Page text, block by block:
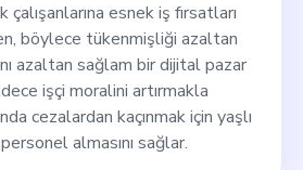
çalışanlarına esnek iş fırsatları
böylece tükenmişliği azaltan
azaltan sağlam bir dijital pazar
işçi moralini artırmakla
cezalardan kaçınmak için yaşlı
almasını sağlar.